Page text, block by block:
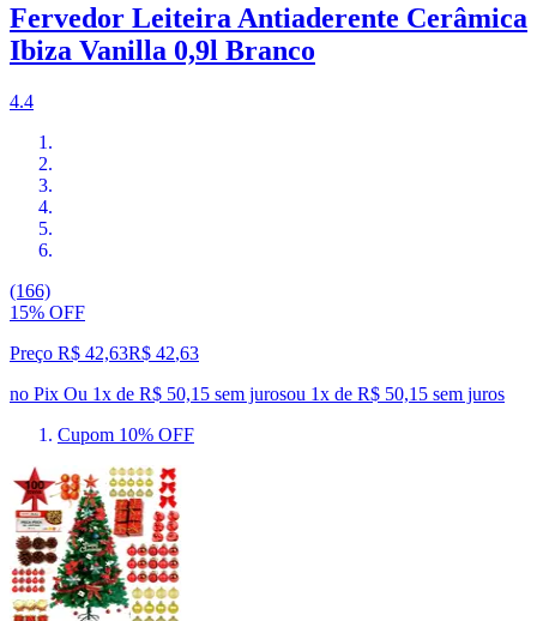
Fervedor Leiteira Antiaderente Cerâmica
Ibiza Vanilla 0,9l Branco
4.4
(166)
15% OFF
Preço R$ 42,63R$ 42,63
no Pix Ou 1x de R$ 50,15 sem jurosou 1x de R$ 50,15 sem juros
Cupom 10% OFF